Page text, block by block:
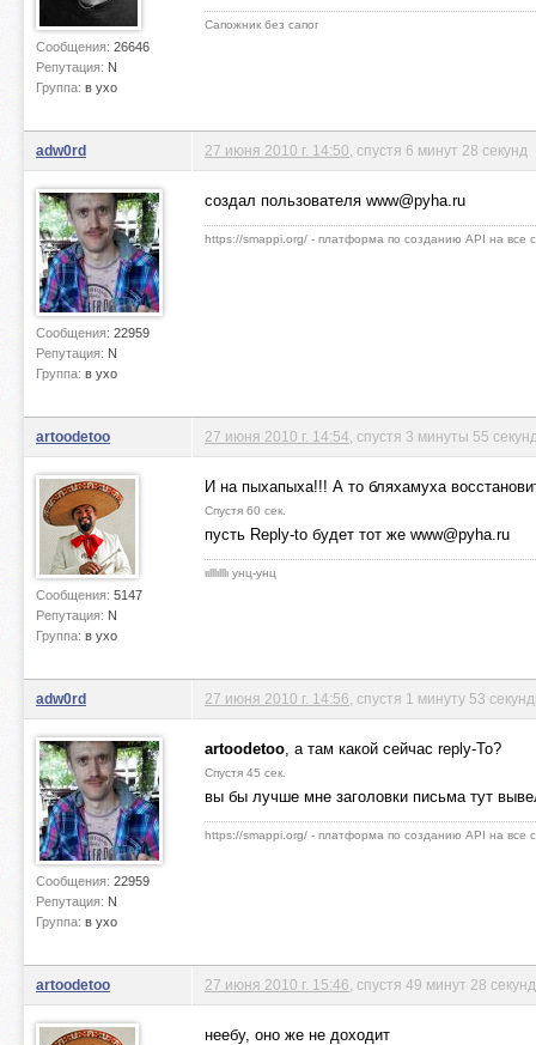
Сообщения: 26646
Репутация: N
Группа: в ухо
Сапожник без сапог
adw0rd
Сообщения: 22959
Репутация: N
Группа: в ухо
27 июня 2010 г. 14:50 , спустя 6 минут 28 секунд
создал пользователя www@pyha.ru
https://smappi.org/ - платформа по созданию API на все
artoodetoo
Сообщения: 5147
Репутация: N
Группа: в ухо
27 июня 2010 г. 14:54 , спустя 3 минуты 55
И на пыхапыха!!! А то бляхамуха
Спустя 60 сек.
пусть Reply-to будет тот же www@pyha.ru
ιιlllιlllι унц-унц
adw0rd
Сообщения: 22959
Репутация: N
Группа: в ухо
27 июня 2010 г. 14:56 , спустя 1 минуту 53
artoodetoo, а там какой сейчас reply-To?
Спустя 45 сек.
вы бы лучше мне заголовки письма тут
https://smappi.org/ - платформа по созданию API на все
artoodetoo 27 июня 2010 г. 15:46 , спустя 49 минут 28 секунд
неебу, оно же не доходит